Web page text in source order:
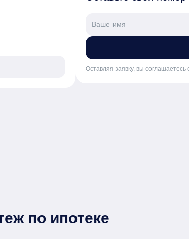
Оставляя заявку, вы соглашаетесь
по ипотеке